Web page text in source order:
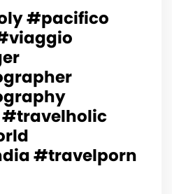
#pacifico
#travelporn